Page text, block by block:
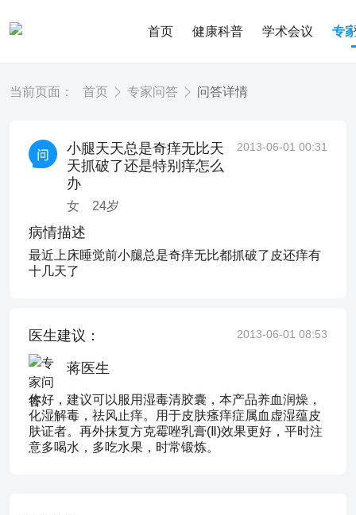
首页 健康科普 学术会议 专
当前页面： 首页 专家问答 问答详情
小腿天天总是奇痒无比天
天抓破了还是特别痒怎么
办
女 24岁
2013-06-01 00:31
病情描述
最近上床睡觉前小腿总是奇痒无比都抓破了皮还痒有
十几天了
医生建议： 2013-06-01 08:53
蒋医生
你好，建议可以服用湿毒清胶囊，本产品养血润燥，
化湿解毒，祛风止痒。用于皮肤瘙痒症属血虚湿蕴皮
肤证者。再外抹复方克霉唑乳膏(Ⅱ)效果更好，平时注
意多喝水，多吃水果，时常锻炼。